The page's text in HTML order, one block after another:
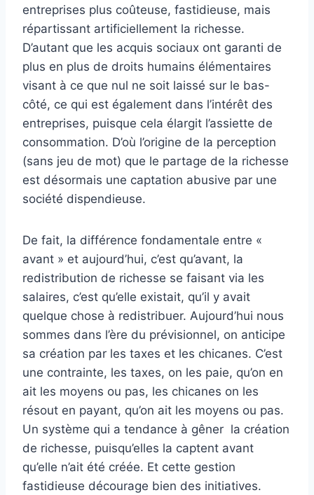
entreprises plus coûteuse, fastidieuse, mais
répartissant artificiellement la richesse.
D’autant que les acquis sociaux ont garanti de
plus en plus de droits humains élémentaires
visant à ce que nul ne soit laissé sur le bas-
côté, ce qui est également dans l’intérêt des
entreprises, puisque cela élargit l’assiette de
consommation. D’où l’origine de la perception
(sans jeu de mot) que le partage de la richesse
est désormais une captation abusive par une
société dispendieuse.
De fait, la différence fondamentale entre «
avant » et aujourd’hui, c’est qu’avant, la
redistribution de richesse se faisant via les
salaires, c’est qu’elle existait, qu’il y avait
quelque chose à redistribuer. Aujourd’hui nous
sommes dans l’ère du prévisionnel, on anticipe
sa création par les taxes et les chicanes. C’est
une contrainte, les taxes, on les paie, qu’on en
ait les moyens ou pas, les chicanes on les
résout en payant, qu’on ait les moyens ou pas.
Un système qui a tendance à gêner la création
de richesse, puisqu’elles la captent avant
qu’elle n’ait été créée. Et cette gestion
fastidieuse décourage bien des initiatives.